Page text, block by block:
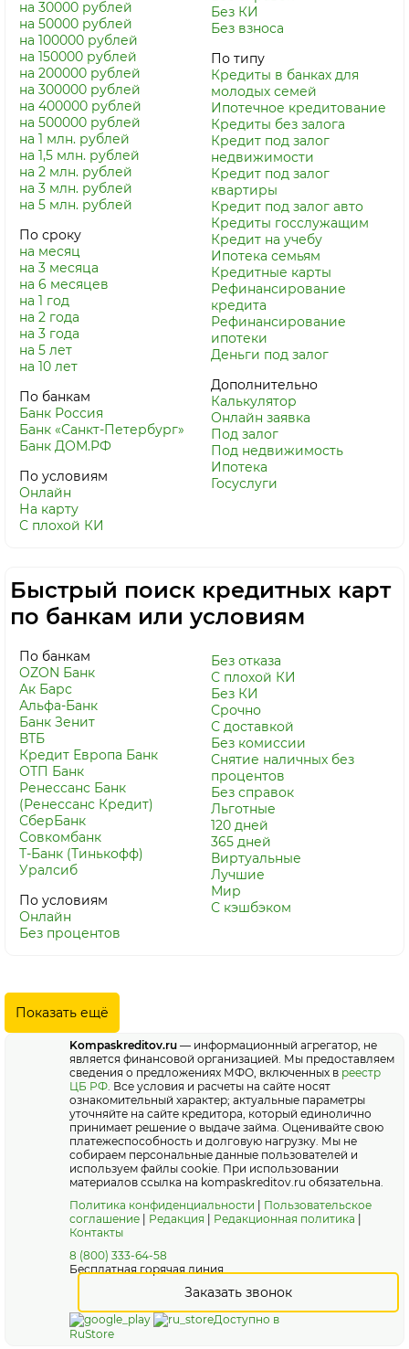
на 30000 рублей
на 50000 рублей
на 100000 рублей
на 150000 рублей
на 200000 рублей
на 300000 рублей
на 400000 рублей
на 500000 рублей
на 1 млн. рублей
на 1,5 млн. рублей
на 2 млн. рублей
на 3 млн. рублей
на 5 млн. рублей
По сроку
на месяц
на 3 месяца
на 6 месяцев
на 1 год
на 2 года
на 3 года
на 5 лет
на 10 лет
По банкам
Банк Россия
Банк «Санкт-Петербург»
Банк ДОМ.РФ
По условиям
Онлайн
На карту
С плохой КИ
Без КИ
Без взноса
По типу
Кредиты в банках для
молодых семей
Ипотечное кредитование
Кредиты без залога
Кредит под залог
недвижимости
Кредит под залог
квартиры
Кредит под залог авто
Кредиты госслужащим
Кредит на учебу
Ипотека семьям
Кредитные карты
Рефинансирование
кредита
Рефинансирование
ипотеки
Деньги под залог
Дополнительно
Калькулятор
Онлайн заявка
Под залог
Под недвижимость
Ипотека
Госуслуги
Быстрый поиск кредитных карт
по банкам или условиям
По банкам
OZON Банк
Ак Барс
Альфа-Банк
Банк Зенит
ВТБ
Кредит Европа Банк
ОТП Банк
Ренессанс Банк
(Ренессанс Кредит)
СберБанк
Совкомбанк
Т-Банк (Тинькофф)
Уралсиб
По условиям
Онлайн
Без процентов
Без отказа
С плохой КИ
Без КИ
Срочно
С доставкой
Без комиссии
Снятие наличных без
процентов
Без справок
Льготные
120 дней
365 дней
Виртуальные
Лучшие
Мир
С кэшбэком
Показать ещё
Kompaskreditov.ru — информационный агрегатор, не
является финансовой организацией. Мы предоставляем
сведения о предложениях МФО, включенных в реестр
ЦБ РФ. Все условия и расчеты на сайте носят
ознакомительный характер; актуальные параметры
уточняйте на сайте кредитора, который единолично
принимает решение о выдаче займа. Оценивайте свою
платежеспособность и долговую нагрузку. Мы не
собираем персональные данные пользователей и
используем файлы cookie. При использовании
материалов ссылка на kompaskreditov.ru обязательна.
Политика конфиденциальности
Пользовательское
соглашение
Редакция Редакционная политика
Контакты
8 (800) 333-64-58
Бесплатная горячая линия
Заказать звонок
Доступно в
RuStore